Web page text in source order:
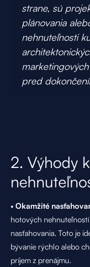
strane, sú
plánovania
nehnuteľnosti
pred
2. Výhody
•Okamžité
hotových
nasťahovania. Toto je
bývanie rýchlo alebo
príjem z prenájmu.